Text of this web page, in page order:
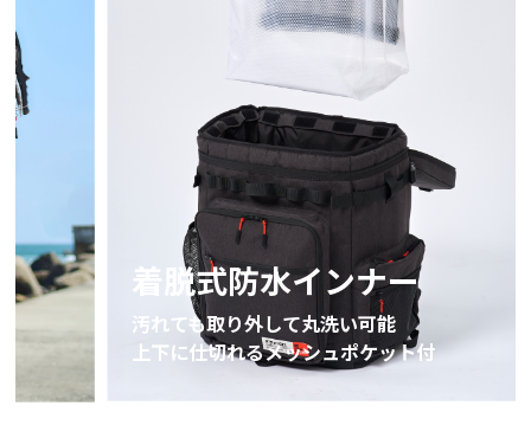
着脱式防水インナー
汚れても取り外して丸洗い可能
上下に仕切れるメッシュポケット付